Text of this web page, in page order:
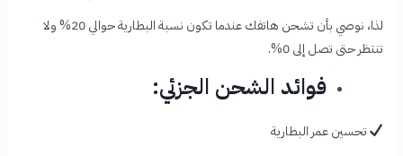
لذا، نوصي بأن تشحن هاتفك عندما تكون نسبة البطارية حوالي 20% ولا
تنتظر حتى تصل إلى 0%.
فوائد الشحن الجزئي:
تحسين عمر البطارية